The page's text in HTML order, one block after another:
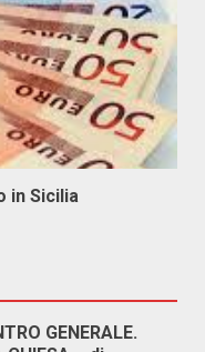
in Sicilia
GENERALE.